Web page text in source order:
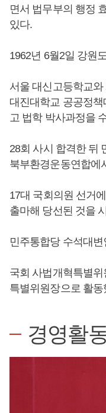
면서 법무부의 행정
있다.
1962년 6월2일 강원
서울 대신고등학교
대진대학교 공공정
고 법학 박사과정을
28회 사시 합격한 뒤
북부환경운동연합에
17대 국회의원 선거
출마해 당선된 것을
민주통합당 수석대
국회 사법개혁특별
특별위원장으로 활동
경영활